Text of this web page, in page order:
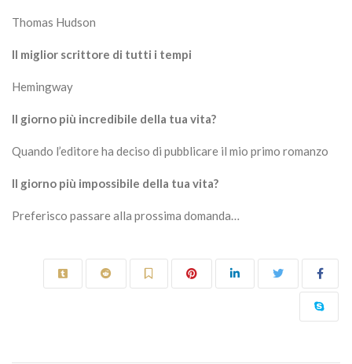
Thomas Hudson
Il miglior scrittore di tutti i tempi
Hemingway
Il giorno più incredibile della tua vita?
Quando l’editore ha deciso di pubblicare il mio primo romanzo
Il giorno più impossibile della tua vita?
Preferisco passare alla prossima domanda…